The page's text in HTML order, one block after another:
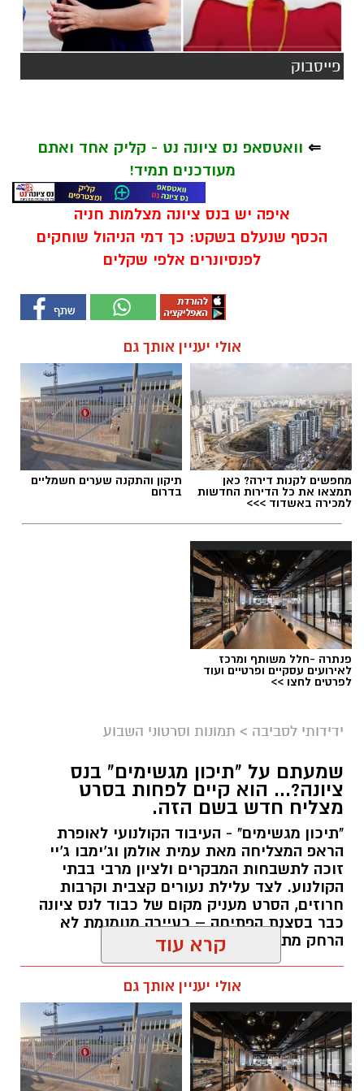
פייסבוק
⇐ וואטסאפ נס ציונה נט - קליק אחד ואתם
מעודכנים תמיד!
איפה יש בנס ציונה מצלמות חניה
הכסף שנעלם בשקט: כך דמי הניהול שוחקים
לפנסיונרים אלפי שקלים
אולי יעניין אותך גם
מחפשים לקנות דירה? כאן
תמצאו את כל הדירות החדשות
למכירה באשדוד >>>
תיקון והתקנה שערים חשמליים
בדרום
פנתרה -חלל משותף ומרכז
לאירועים עסקיים ופרטיים ועוד
לפרטים לחצו >>
ידידותי לסביבה > תמונות וסרטוני השבוע
שמעתם על "תיכון מגשימים" בנס
ציונה?... הוא קיים לפחות בסרט
מצליח חדש בשם הזה.
"תיכון מגשימים" - העיבוד הקולנועי לאופרת
הראפ המצליחה מאת עמית אולמן וג'ימבו ג'יי
זוכה לתשבחות המבקרים ולציון מרבי בבתי
הקולנוע. לצד עלילת נעורים קצבית וקרבות
חרוזים, הסרט מעניק מקום של כבוד לנס ציונה
כבר בסצנת הפתיחה – כעיירה מנומנמת לא
הרחק מתל אביב... -
kolness1@gmail.com / 09:40 30.07.26
קרא עוד
אולי יעניין אותך גם